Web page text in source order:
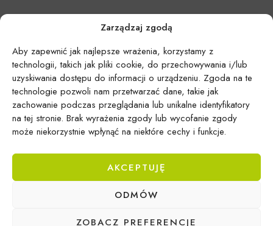
Zarządzaj zgodą
Aby zapewnić jak najlepsze wrażenia, korzystamy z
technologii, takich jak pliki cookie, do przechowywania i/lub
uzyskiwania dostępu do informacji o urządzeniu. Zgoda na te
technologie pozwoli nam przetwarzać dane, takie jak
zachowanie podczas przeglądania lub unikalne identyfikatory
na tej stronie. Brak wyrażenia zgody lub wycofanie zgody
może niekorzystnie wpłynąć na niektóre cechy i funkcje.
AKCEPTUJĘ
ODMÓW
ZOBACZ PREFERENCJE
Epicentrum Gdynia Wielki Kack
Michał Domański